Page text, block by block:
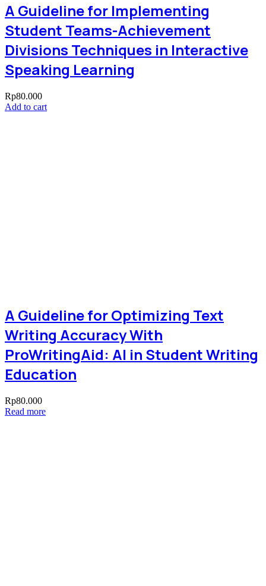
A Guideline for Implementing
Student Teams-Achievement
Divisions Techniques in Interactive
Speaking Learning
Rp80.000
Add to cart
A Guideline for Optimizing Text
Writing Accuracy With
ProWritingAid: AI in Student Writing
Education
Rp80.000
Read more